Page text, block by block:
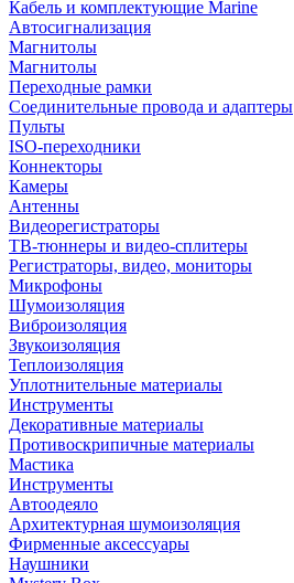
Кабель и комплектующие Marine
Автосигнализация
Магнитолы
Магнитолы
Переходные рамки
Соединительные провода и адаптеры
Пульты
ISO-переходники
Коннекторы
Камеры
Антенны
Видеорегистраторы
ТВ-тюннеры и видео-сплитеры
Регистраторы, видео, мониторы
Микрофоны
Шумоизоляция
Виброизоляция
Звукоизоляция
Теплоизоляция
Уплотнительные материалы
Инструменты
Декоративные материалы
Противоскрипичные материалы
Мастика
Инструменты
Автоодеяло
Архитектурная шумоизоляция
Фирменные аксессуары
Наушники